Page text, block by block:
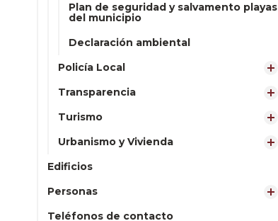
Plan de seguridad y salvamento playas
del municipio
Declaración ambiental
Policía Local
Transparencia
Turismo
Urbanismo y Vivienda
Edificios
Personas
Teléfonos de contacto